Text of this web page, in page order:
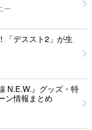
ー
「デススト2」が生
N.E.W.』グッズ・特
ン情報まとめ